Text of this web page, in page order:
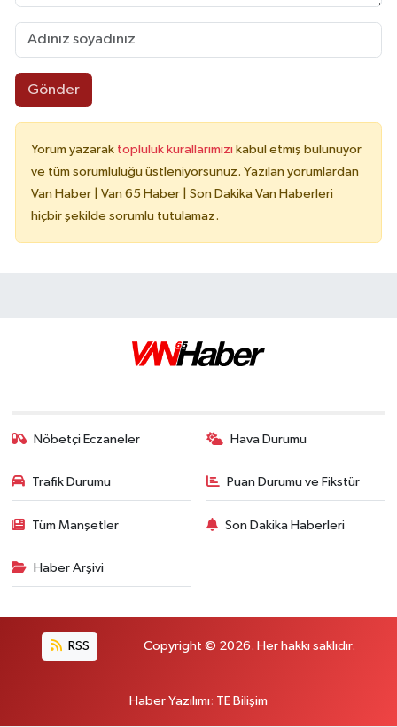
Gönder
Yorum yazarak topluluk kurallarımızı kabul etmiş bulunuyor
ve tüm sorumluluğu üstleniyorsunuz. Yazılan yorumlardan
Van Haber | Van 65 Haber | Son Dakika Van Haberleri
hiçbir şekilde sorumlu tutulamaz.
Nöbetçi Eczaneler Hava Durumu
Trafik Durumu Puan Durumu ve Fikstür
Tüm Manşetler Son Dakika Haberleri
Haber Arşivi
RSS Copyright © 2026. Her hakkı saklıdır.
Haber Yazılımı: TE Bilişim